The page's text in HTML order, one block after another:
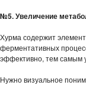
№5. Увеличение
Хурма содержит
ферментативных
эффективно, тем самым
Нужно визуальное